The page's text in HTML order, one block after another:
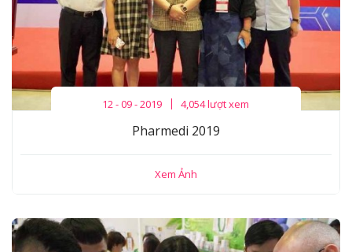
12 - 09 - 2019 4,054 lượt xem
Pharmedi 2019
Xem Ảnh